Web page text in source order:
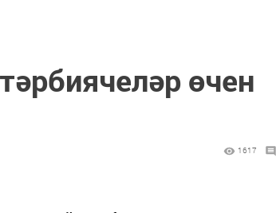
өчен
1617